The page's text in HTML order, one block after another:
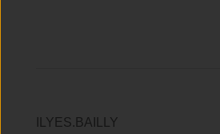
ILYES.BAILLY